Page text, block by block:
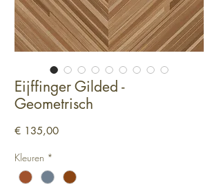
Eijffinger Gilded -
Geometrisch
€ 135,00Prijs
Kleuren *